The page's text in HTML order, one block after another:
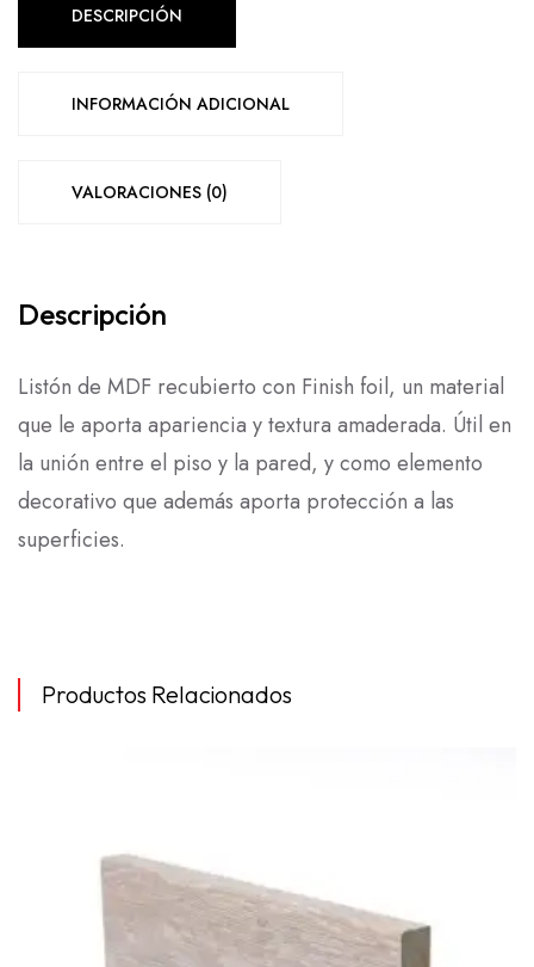
DESCRIPCIÓN
INFORMACIÓN ADICIONAL
VALORACIONES (0)
Descripción
Listón de MDF recubierto con Finish foil, un material
que le aporta apariencia y textura amaderada. Útil en
la unión entre el piso y la pared, y como elemento
decorativo que además aporta protección a las
superficies.
Productos Relacionados
LEER
MÁS